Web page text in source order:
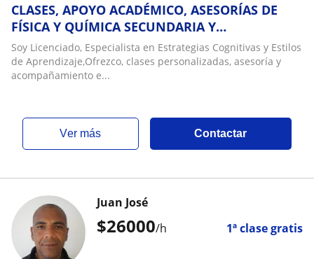
CLASES, APOYO ACADÉMICO, ASESORÍAS DE
FÍSICA Y QUÍMICA SECUNDARIA Y
UNIVERSITARIA
Soy Licenciado, Especialista en Estrategias Cognitivas y Estilos
de Aprendizaje,Ofrezco, clases personalizadas, asesoría y
acompañamiento e...
ver más Contactar
$26000/h 1ª clase gratis
Juan José